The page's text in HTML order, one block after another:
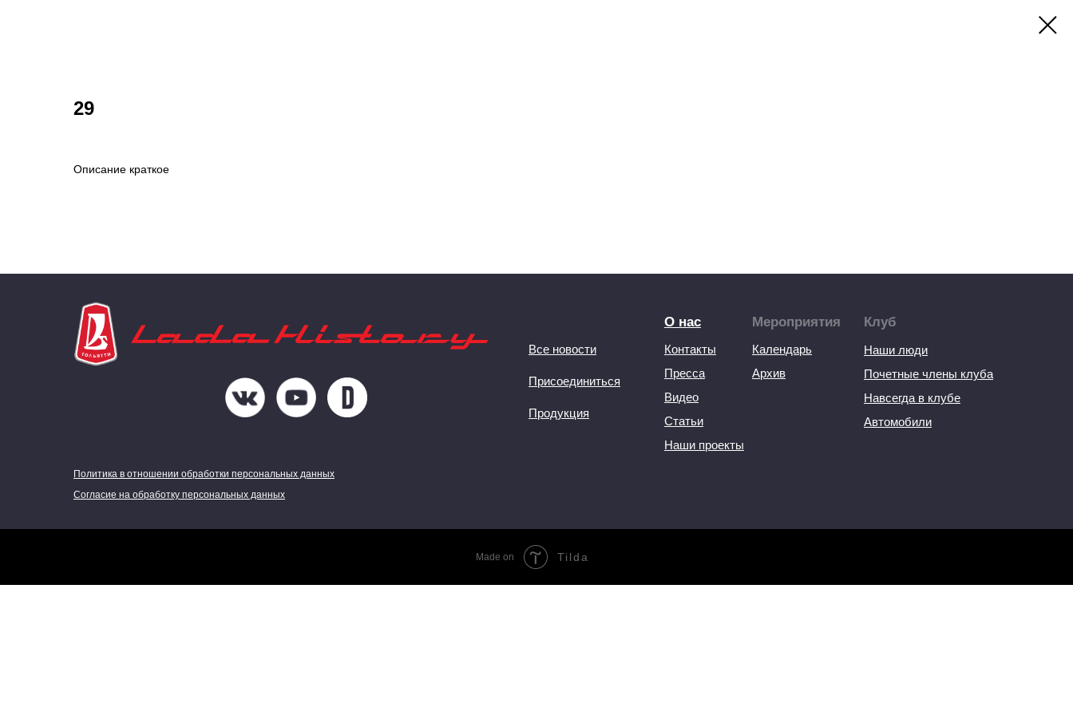
29
Описание краткое
Статьи
Контакты
Наши проекты
Пресса
Видео
Продукция
Наши люди
Клуб
Календарь
Мероприятия
О нас
Присоединиться
Все новости
Архив
Навсегда в клубе
Политика в отношении обработки персональных данных
Согласие на обработку персональных данных
Почетные члены клуба
Автомобили
Made on Tilda